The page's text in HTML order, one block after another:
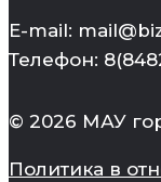
E-mail:
Телефон:
© 2026 МАУ
Политика в